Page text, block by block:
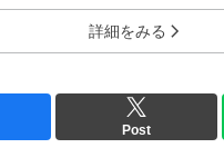
詳細をみる
Post